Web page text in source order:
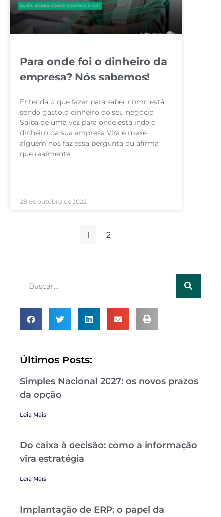
Para onde foi o dinheiro da
empresa? Nós sabemos!
Entenda o que fazer para saber como está
sendo gasto o dinheiro do seu negócio
Saiba de uma vez para onde está indo o
dinheiro da sua empresa Vira e mexe,
alguém nos faz essa pergunta ou afirma
que realmente
28 de outubro de 2022
1 2
Últimos Posts:
Simples Nacional 2027: os novos prazos
da opção
Leia Mais
Do caixa à decisão: como a informação
vira estratégia
Leia Mais
Implantação de ERP: o papel da